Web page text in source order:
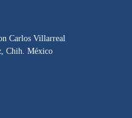
Carlos Villarreal
Chih. México